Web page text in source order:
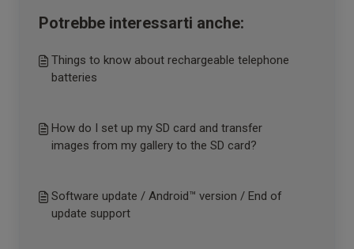
Potrebbe interessarti anche:
Things to know about rechargeable telephone
batteries
How do I set up my SD card and transfer
images from my gallery to the SD card?
Software update / Android™ version / End of
update support